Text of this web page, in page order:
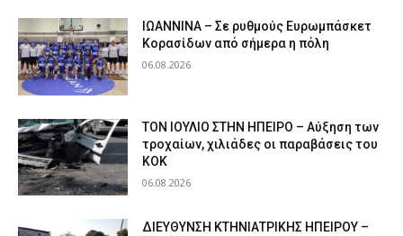
ΙΩΑΝΝΙΝΑ – Σε ρυθμούς Ευρωμπάσκετ
Κορασίδων από σήμερα η πόλη
06.08.2026
ΤΟΝ ΙΟΥΛΙΟ ΣΤΗΝ ΗΠΕΙΡΟ – Αύξηση των
τροχαίων, χιλιάδες οι παραβάσεις του
ΚΟΚ
06.08.2026
ΔΙΕΥΘΥΝΣΗ ΚΤΗΝΙΑΤΡΙΚΗΣ ΗΠΕΙΡΟΥ –